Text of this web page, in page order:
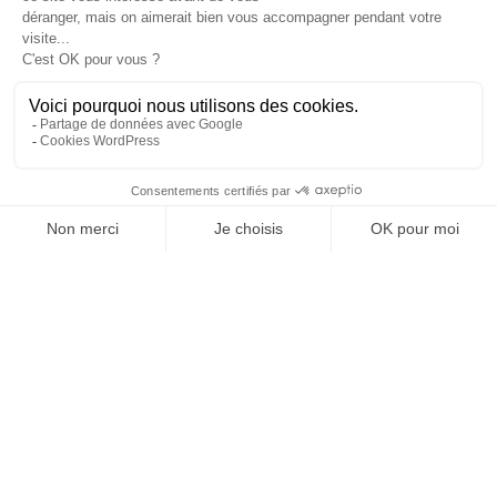
SITES WEB
EN TÊTE?
Parlons-en
©2026 PULP DESIGN graphiste freelance, Tous droits réservés.